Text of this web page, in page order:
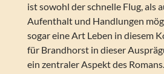
ist sowohl der schnelle Flug, als
Aufenthalt und Handlungen
sogar eine Art Leben in diesem
für Brandhorst in dieser
ein zentraler Aspekt des Romans.